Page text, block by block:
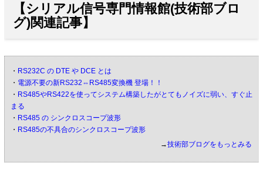
【シリアル信号専門情報館(技術部ブロ
グ)関連記事】
・ RS232C の DTE や DCE とは
・ 電源不要の新RS232⇔RS485変換機 登場！！
・ RS485やRS422を使ってシステム構築したがとてもノイズに弱い、すぐ止
まる
・ RS485 の シンクロスコープ波形
・ RS485の不具合のシンクロスコープ波形
→技術部ブログをもっとみる